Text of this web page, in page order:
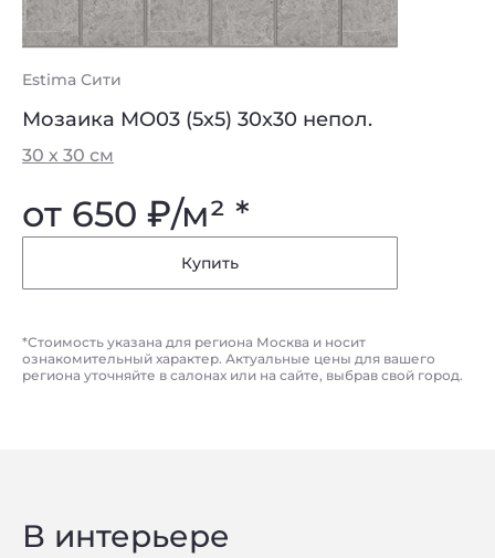
Estima Сити
Мозаика MO03 (5х5) 30x30 непол.
30 х 30 см
от 650 ₽/м² *
Купить
*Стоимость указана для региона Москва и носит
ознакомительный характер. Актуальные цены для вашего
региона уточняйте в салонах или на сайте, выбрав свой город.
В интерьере